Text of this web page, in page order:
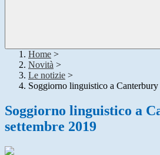
Home >
Novità >
Le notizie >
Soggiorno linguistico a
Soggiorno linguistico a
settembre 2019